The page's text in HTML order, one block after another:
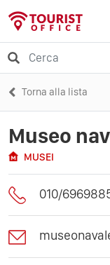
Torna alla lista
Museo
MUSEI
010/